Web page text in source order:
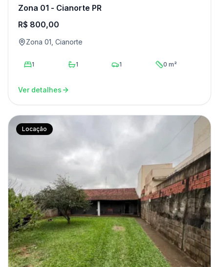
Zona 01 - Cianorte PR
R$ 800,00
Zona 01, Cianorte
1 1 1 0 m²
Ver detalhes
Locação